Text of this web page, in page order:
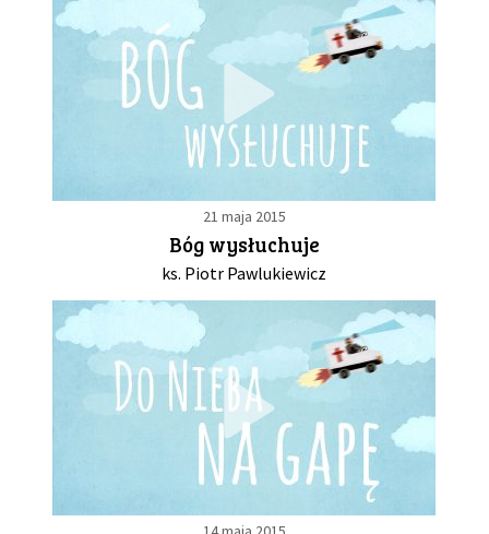
21 maja 2015
Bóg wysłuchuje
ks. Piotr Pawlukiewicz